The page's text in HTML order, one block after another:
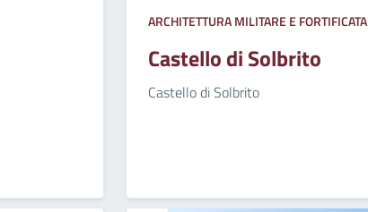
ARCHITETTURA MILITARE E FORTIFICATA
Castello di Solbrito
Castello di Solbrito